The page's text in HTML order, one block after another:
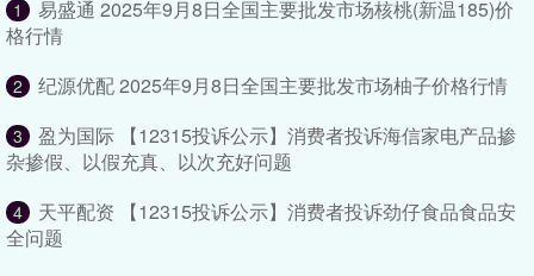
1
易盛通 2025年9月8日全国主要批发市场核桃(新温185)价
格行情
2 纪源优配 2025年9月8日全国主要批发市场柚子价格行情
3
盈为国际 【12315投诉公示】消费者投诉海信家电产品掺
杂掺假、以假充真、以次充好问题
4
天平配资 【12315投诉公示】消费者投诉劲仔食品食品安
全问题